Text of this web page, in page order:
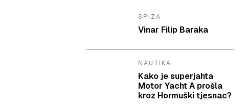
SPIZA
Vinar Filip Baraka
NAUTIKA
Kako je superjahta
Motor Yacht A prošla
kroz Hormuški tjesnac?